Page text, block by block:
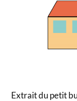
Extrait du petit